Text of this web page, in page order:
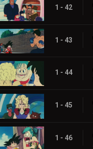
1 - 42
1 - 43
1 - 44
1 - 45
1 - 46